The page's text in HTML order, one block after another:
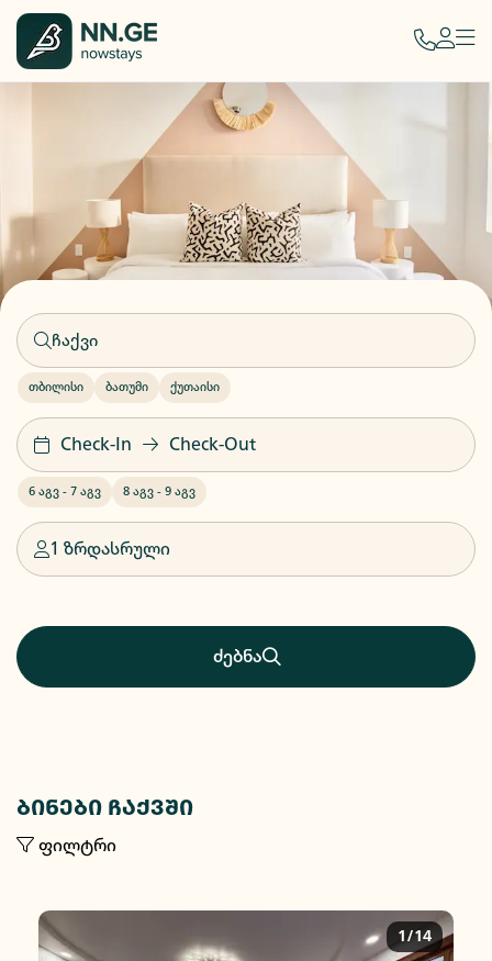
თბილისი ბათუმი ქუთაისი
Check-In Check-Out
6 აგვ - 7 აგვ 8 აგვ - 9 აგვ
1 ზრდასრული
ძებნა
ბინები ჩაქვში
ფილტრი
1/14